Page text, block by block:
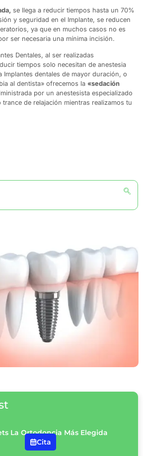
Cita
se llega a reducir tiempos hasta un 70%
y seguridad en el Implante, se reducen
ya que en muchos casos no es
ser necesaria una mínima incisión.
Dentales, al ser realizadas
tiempos solo necesitan de anestesia
Implantes dentales de mayor duración, o
al dentista» ofrecemos la «sedación
por un anestesista especializado
de relajación mientras realizamos tu
La Ortodoncia Más Elegida